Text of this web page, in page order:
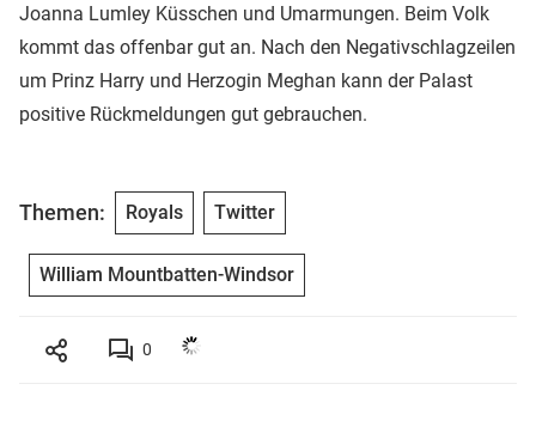
Joanna Lumley Küsschen und Umarmungen. Beim Volk
kommt das offenbar gut an. Nach den Negativschlagzeilen
um Prinz Harry und Herzogin Meghan kann der Palast
positive Rückmeldungen gut gebrauchen.
Themen: Royals Twitter
William Mountbatten-Windsor
0